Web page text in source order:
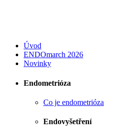
Úvod
ENDOmarch 2026
Novinky
Endometrióza
Co je endometrióza
Endovyšetření